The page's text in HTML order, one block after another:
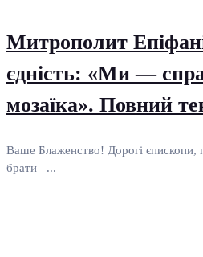
Митрополит
єдність: «Ми —
мозаїка». Повний
Ваше Блаженство! Дорогі єпископи,
брати –...